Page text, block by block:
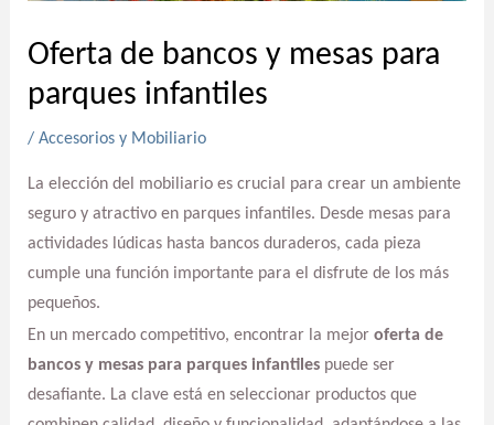
Oferta de bancos y mesas para
parques infantiles
/ Accesorios y Mobiliario
La elección del mobiliario es crucial para crear un ambiente
seguro y atractivo en parques infantiles. Desde mesas para
actividades lúdicas hasta bancos duraderos, cada pieza
cumple una función importante para el disfrute de los más
pequeños.
En un mercado competitivo, encontrar la mejor oferta de
bancos y mesas para parques infantilespuede ser
desafiante. La clave está en seleccionar productos que